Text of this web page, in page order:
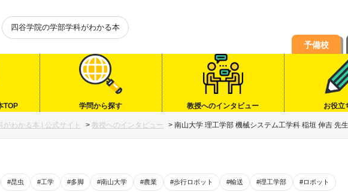
四谷学院の学部学科がわかる本
予備校
TOP 学問から探す 教授へのインタビュー お役立
わかる本 | 公式サイト > 教授へのインタビュー > 南山大学 理工学部 機械システム工学科 稲垣 伸吉 先生
#昆虫 #工学 #多脚 #南山大学 #農業 #歩行ロボット #輸送 #理工学部 #ロボット